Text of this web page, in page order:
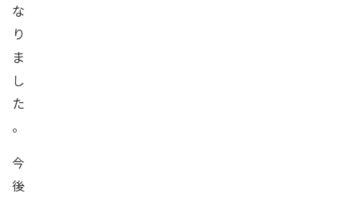
な
り
ま
し
た
。
今
後